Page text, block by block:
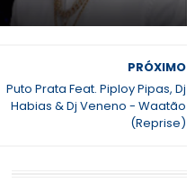
PRÓXIMO
Puto Prata Feat. Piploy Pipas, Dj
Habias & Dj Veneno - Waatão
(Reprise)